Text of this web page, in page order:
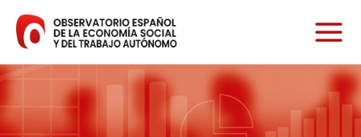
contenido